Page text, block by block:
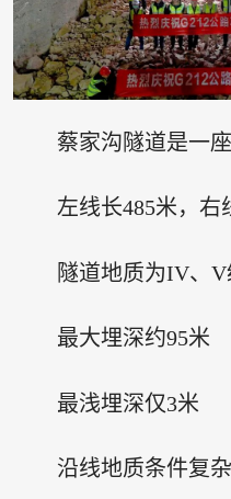
蔡家沟隧道是一
左线长485米，右
隧道地质为IV、
最大埋深约95米
最浅埋深仅3米
沿线地质条件复